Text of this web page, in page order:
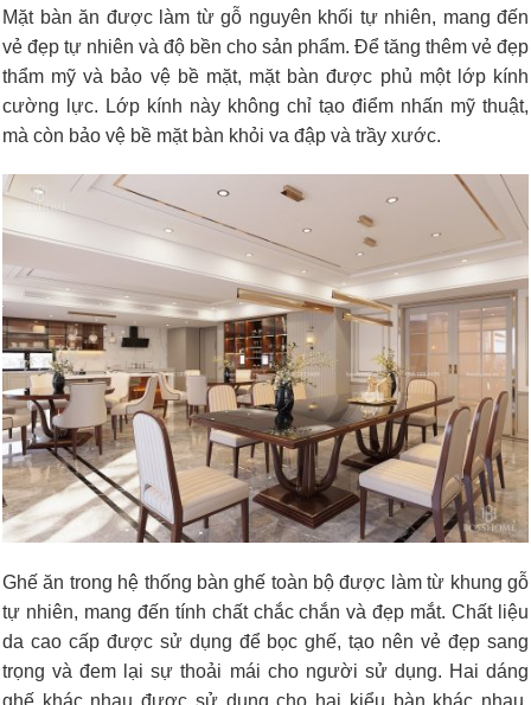
Mặt bàn ăn được làm từ gỗ nguyên khối tự nhiên, mang đến
vẻ đẹp tự nhiên và độ bền cho sản phẩm. Để tăng thêm vẻ đẹp
thẩm mỹ và bảo vệ bề mặt, mặt bàn được phủ một lớp kính
cường lực. Lớp kính này không chỉ tạo điểm nhấn mỹ thuật,
mà còn bảo vệ bề mặt bàn khỏi va đập và trầy xước.
Ghế ăn trong hệ thống bàn ghế toàn bộ được làm từ khung gỗ
tự nhiên, mang đến tính chất chắc chắn và đẹp mắt. Chất liệu
da cao cấp được sử dụng để bọc ghế, tạo nên vẻ đẹp sang
trọng và đem lại sự thoải mái cho người sử dụng. Hai dáng
ghế khác nhau được sử dụng cho hai kiểu bàn khác nhau.